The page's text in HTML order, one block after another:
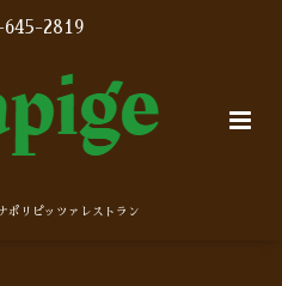
645-2819
ポリピッツァレストラン